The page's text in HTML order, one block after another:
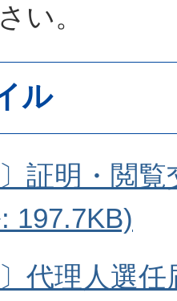
い。
ル
〕証明・閲
197.7KB)
〕代理人選